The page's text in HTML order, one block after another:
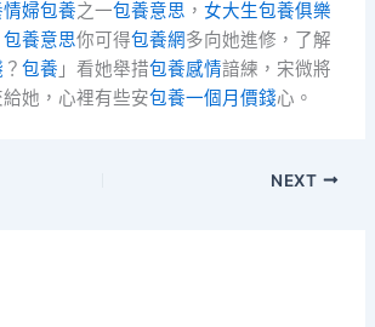
情婦包養之一包養意思 ，女大生包養俱樂
包養意思你可得包養網多向她進修，了解
？包養 」看她舉措包養感情諳練，宋微將
給她，心裡有些安包養一個月價錢心。
NEXT